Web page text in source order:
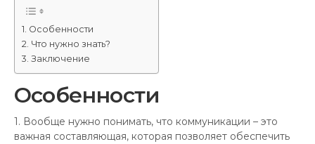
Особенности
Что нужно знать?
Заключение
Особенности
1. Вообще нужно понимать, что коммуникации – это
важная составляющая, которая позволяет обеспечить